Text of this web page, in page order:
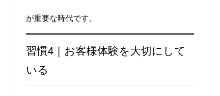
が重要な時代です。
習慣4｜お客様体験を大切にして
いる